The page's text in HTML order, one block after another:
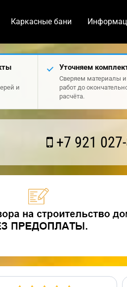
Каркасные бани
и
Уточняем
Сверяем материалы и
работ до
расчёта.
+7 921